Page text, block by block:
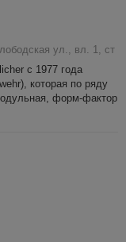
ул., вл. 1, ст
с 1977 года
которая по ряду
форм-фактор